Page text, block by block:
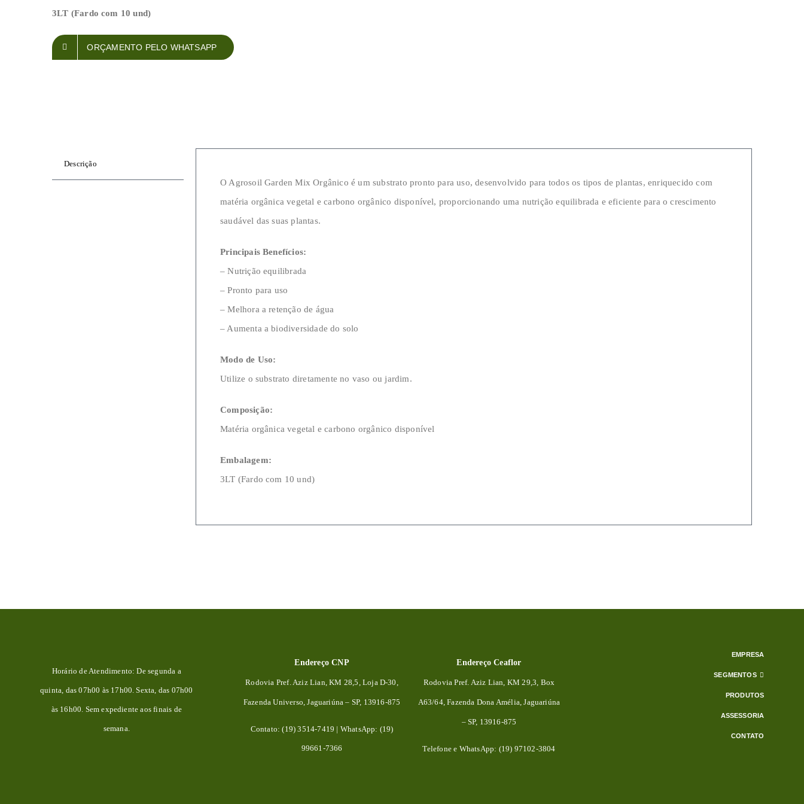
3LT (Fardo com 10 und)
ORÇAMENTO PELO WHATSAPP
Descrição
O Agrosoil Garden Mix Orgânico é um substrato pronto para uso, desenvolvido para todos os tipos de plantas, enriquecido com
matéria orgânica vegetal e carbono orgânico disponível, proporcionando uma nutrição equilibrada e eficiente para o crescimento
saudável das suas plantas.
Principais Benefícios:
– Nutrição equilibrada
– Pronto para uso
– Melhora a retenção de água
– Aumenta a biodiversidade do solo
Modo de Uso:
Utilize o substrato diretamente no vaso ou jardim.
Composição:
Matéria orgânica vegetal e carbono orgânico disponível
Embalagem:
3LT (Fardo com 10 und)
Horário de Atendimento: De segunda a
quinta, das 07h00 às 17h00. Sexta, das 07h00
às 16h00. Sem expediente aos finais de
semana.
Endereço CNP
Rodovia Pref. Aziz Lian, KM 28,5, Loja D-30,
FazendaUniverso, Jaguariúna – SP, 13916-875
Contato: (19) 3514-7419 | WhatsApp: (19)
99661-7366
Endereço Ceaflor
Rodovia Pref. Aziz Lian, KM 29,3, Box
A63/64, Fazenda Dona Amélia, Jaguariúna
– SP, 13916-875
Telefone e WhatsApp: (19) 97102-3804
EMPRESA
SEGMENTOS
PRODUTOS
ASSESSORIA
CONTATO